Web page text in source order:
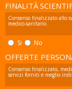
FINALITÀ
Consenso finalizzato allo
medico-sanitario.
Si No
OFFERTE
Consenso finalizzato,
servizi forniti e meglio